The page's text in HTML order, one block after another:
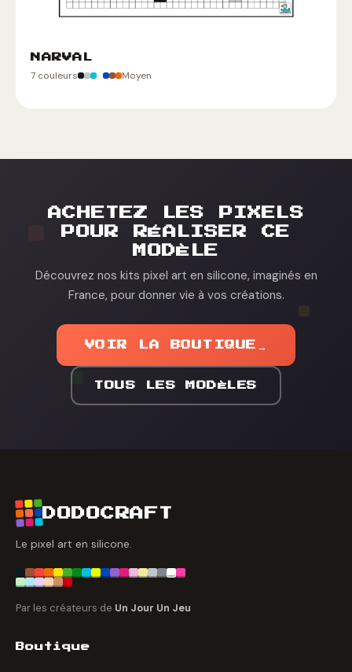
NARVAL
7 couleurs Moyen
ACHETEZ LES PIXELS
POUR RÉALISER CE
MODÈLE
Découvrez nos kits pixel art en silicone, imaginés en
France, pour donner vie à vos créations.
VOIR LA BOUTIQUE →
TOUS LES MODÈLES
DODOCRAFT
Le pixel art en silicone.
Par les créateurs de Un Jour Un Jeu
Boutique